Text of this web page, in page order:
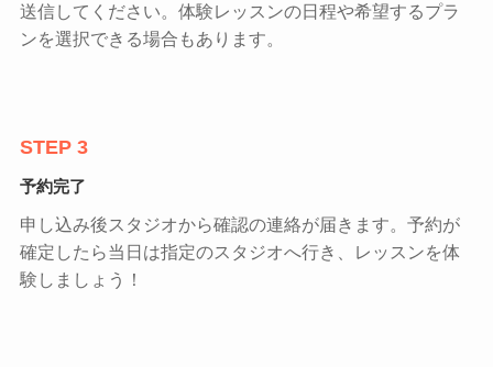
送信してください。体験レッスンの日程や希望するプラ
ンを選択できる場合もあります。
STEP 3
予約完了
申し込み後スタジオから確認の連絡が届きます。予約が
確定したら当日は指定のスタジオへ行き、レッスンを体
験しましょう！